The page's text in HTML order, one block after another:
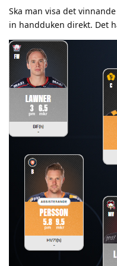
Ska man visa det
in handduken direkt. Det